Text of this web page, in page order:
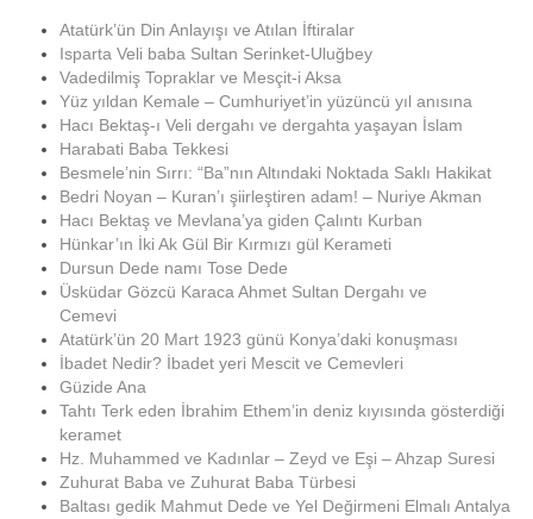
Atatürk’ün Din Anlayışı ve Atılan İftiralar
Isparta Veli baba Sultan Serinket-Uluğbey
Vadedilmiş Topraklar ve Mesçit-i Aksa
Yüz yıldan Kemale – Cumhuriyet’in yüzüncü yıl anısına
Hacı Bektaş-ı Veli dergahı ve dergahta yaşayan İslam
Harabati Baba Tekkesi
Besmele’nin Sırrı: “Ba”nın Altındaki Noktada Saklı Hakikat
Bedri Noyan – Kuran’ı şiirleştiren adam! – Nuriye Akman
Hacı Bektaş ve Mevlana’ya giden Çalıntı Kurban
Hünkar’ın İki Ak Gül Bir Kırmızı gül Kerameti
Dursun Dede namı Tose Dede
Üsküdar Gözcü Karaca Ahmet Sultan Dergahı ve
Cemevi
Atatürk’ün 20 Mart 1923 günü Konya’daki konuşması
İbadet Nedir? İbadet yeri Mescit ve Cemevleri
Güzide Ana
Tahtı Terk eden İbrahim Ethem’in deniz kıyısında gösterdiği
keramet
Hz. Muhammed ve Kadınlar – Zeyd ve Eşi – Ahzap Suresi
Zuhurat Baba ve Zuhurat Baba Türbesi
Baltası gedik Mahmut Dede ve Yel Değirmeni Elmalı Antalya